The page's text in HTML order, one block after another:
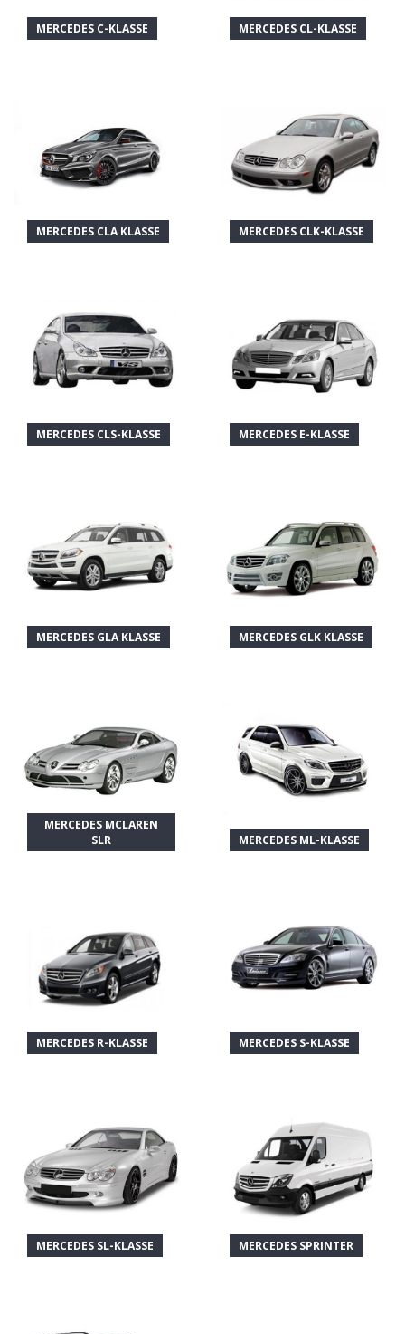
MERCEDES C-KLASSE MERCEDES CL-KLASSE
MERCEDES CLA KLASSE MERCEDES CLK-KLASSE
MERCEDES CLS-KLASSE MERCEDES E-KLASSE
MERCEDES GLA KLASSE MERCEDES GLK KLASSE
MERCEDES MCLAREN
SLR
MERCEDES ML-KLASSE
MERCEDES R-KLASSE MERCEDES S-KLASSE
MERCEDES SL-KLASSE MERCEDES SPRINTER